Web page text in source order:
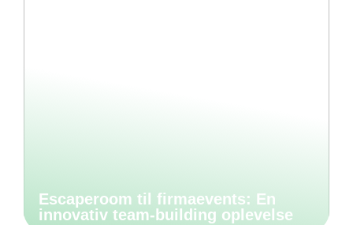
Escaperoom til firmaevents: En
innovativ team-building oplevelse